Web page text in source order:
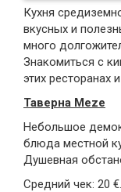
Кухня
вкусных и
много
Знакомиться с
этих ресторанах
Таверна Meze
Небольшое
блюда местной
Душевная
Средний чек: 20 €.